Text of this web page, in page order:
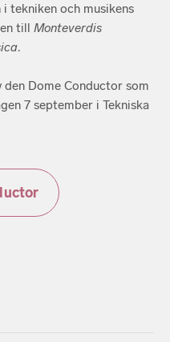
tekniken och musikens
till Monteverdis
.
Dome Conductor som
7 september i Tekniska